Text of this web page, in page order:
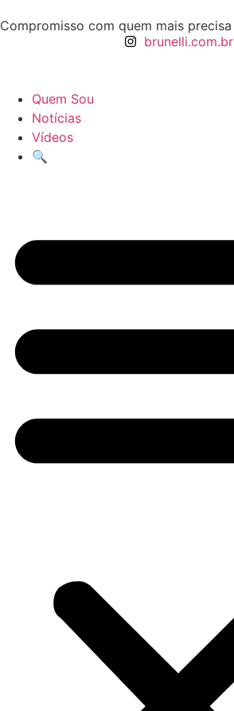
Compromisso com quem mais precisa
brunelli.com.br
Quem Sou
Notícias
Vídeos
🔍